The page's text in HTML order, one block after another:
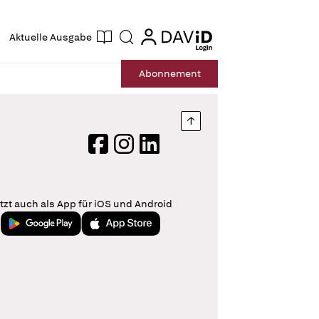
Aktuelle Ausgabe Suche login
login
Abonnement
Nach oben springen
FacebookInstagram
LinkedIn
auch als App für iOS und Android
Jetzt bei Google PlayLaden im App Store